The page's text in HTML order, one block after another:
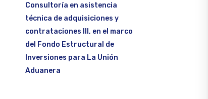
Consultoría en asistencia
técnica de adquisiciones y
contrataciones III, en el marco
del Fondo Estructural de
Inversiones para La Unión
Aduanera